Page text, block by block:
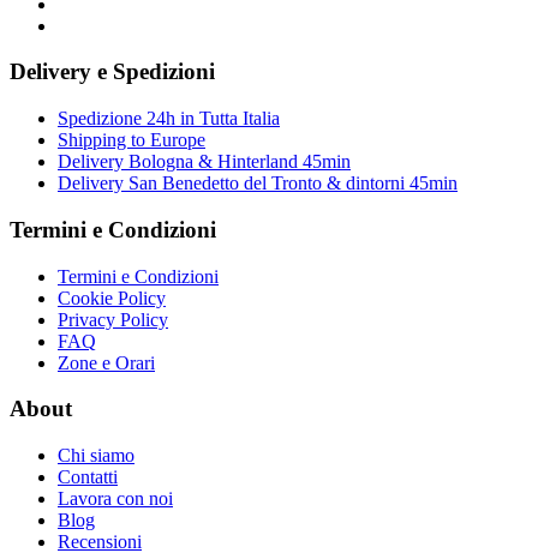
Delivery e Spedizioni
Spedizione 24h in Tutta Italia
Shipping to Europe
Delivery Bologna & Hinterland 45min
Delivery San Benedetto del Tronto & dintorni 45min
Termini e Condizioni
Termini e Condizioni
Cookie Policy
Privacy Policy
FAQ
Zone e Orari
About
Chi siamo
Contatti
Lavora con noi
Blog
Recensioni